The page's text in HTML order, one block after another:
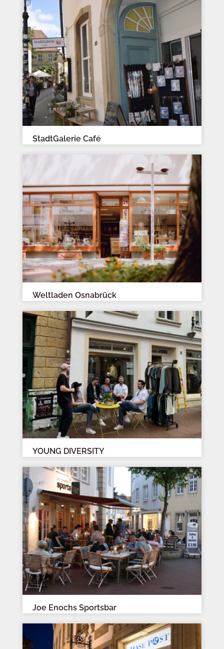
StadtGalerie Café
Weltladen Osnabrück
YOUNG DIVERSITY
Joe Enochs Sportsbar